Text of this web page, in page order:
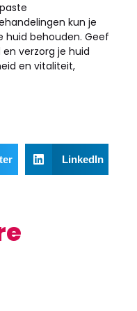
kun je
huid behouden. Geef
verzorg je huid
en vitaliteit,
LinkedIn